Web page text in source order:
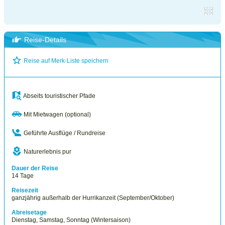
Reise-Details
Reise auf Merk-Liste speichern
Abseits touristischer Pfade
Mit Mietwagen (optional)
Geführte Ausflüge / Rundreise
Naturerlebnis pur
Dauer der Reise
14 Tage
Reisezeit
ganzjährig außerhalb der Hurrikanzeit (September/Oktober)
Abreisetage
Dienstag, Samstag, Sonntag (Wintersaison)